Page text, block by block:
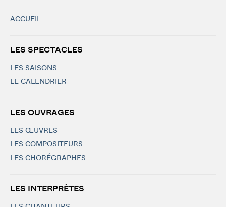
ACCUEIL
LES SPECTACLES
LES SAISONS
LE CALENDRIER
LES OUVRAGES
LES ŒUVRES
LES COMPOSITEURS
LES CHORÉGRAPHES
LES INTERPRÈTES